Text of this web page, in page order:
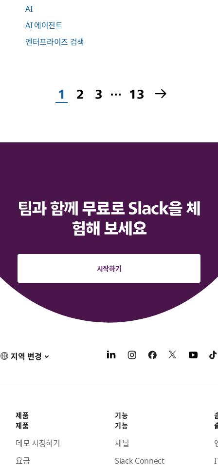
AI
AI 에이전트
엔터프라이즈 검색
1 2 3 … 13
팀과 함께 무료로 Slack을 체
험해 보세요
시작하기
지역 변경
제품
제품
데모 시청하기
요금
기능
기능
채널
Slack Connect